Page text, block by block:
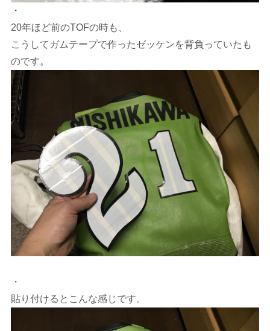
・
20年ほど前のTOFの時も、
こうしてガムテープで作ったゼッケンを背負っていたも
のです。
・
貼り付けるとこんな感じです。